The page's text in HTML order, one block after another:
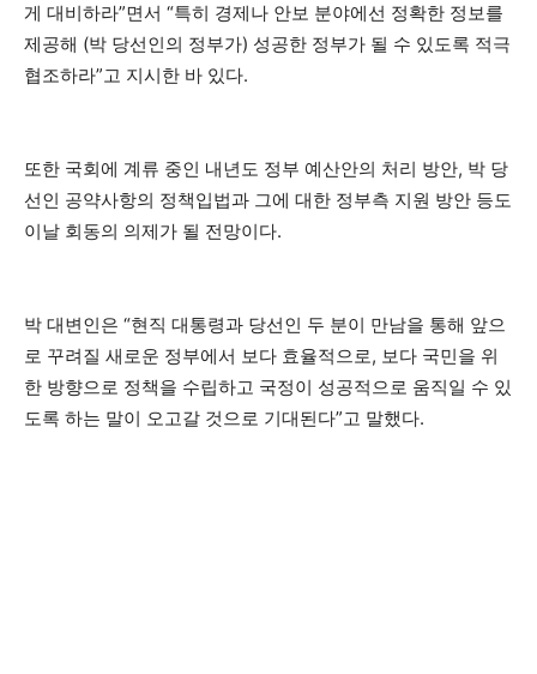
게 대비하라”면서 “특히 경제나 안보 분야에선 정확한 정보를
제공해 (박 당선인의 정부가) 성공한 정부가 될 수 있도록 적극
협조하라”고 지시한 바 있다.
또한 국회에 계류 중인 내년도 정부 예산안의 처리 방안, 박 당
선인 공약사항의 정책입법과 그에 대한 정부측 지원 방안 등도
이날 회동의 의제가 될 전망이다.
박 대변인은 “현직 대통령과 당선인 두 분이 만남을 통해 앞으
로 꾸려질 새로운 정부에서 보다 효율적으로, 보다 국민을 위
한 방향으로 정책을 수립하고 국정이 성공적으로 움직일 수 있
도록 하는 말이 오고갈 것으로 기대된다”고 말했다.